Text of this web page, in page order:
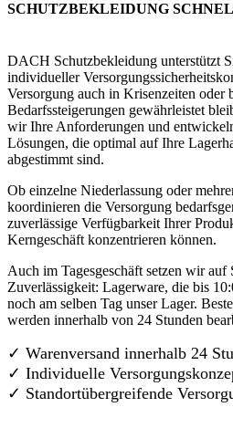
SCHUTZBEKLEIDUNG
DACH Schutzbekleidung unterstützt
individueller
Versorgung auch in Krisenzeiten oder
Bedarfssteigerungen gewährleistet
wir Ihre Anforderungen und
Lösungen, die optimal auf Ihre
abgestimmt sind.
Ob einzelne Niederlassung oder
koordinieren die Versorgung
zuverlässige Verfügbarkeit Ihrer
Kerngeschäft konzentrieren können.
Auch im Tagesgeschäft setzen wir auf
Zuverlässigkeit: Lagerware, die bis
noch am selben Tag unser Lager.
werden innerhalb von 24 Stunden
✓ Warenversand innerhalb 24
✓ Individuelle
✓ Standortübergreifende